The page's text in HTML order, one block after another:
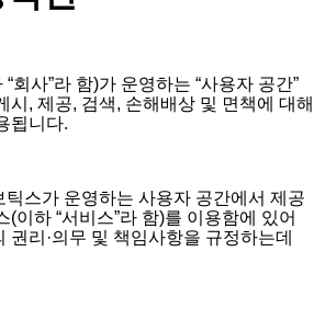
회사”라 함)가 운영하는 “사용자 공간”
시, 제공, 검색, 손해배상 및 면책에 대해
됩니다.
스가 운영하는 사용자 공간에서 제공
이하 “서비스”라 함)를 이용함에 있어
권리·의무 및 책임사항을 규정하는데